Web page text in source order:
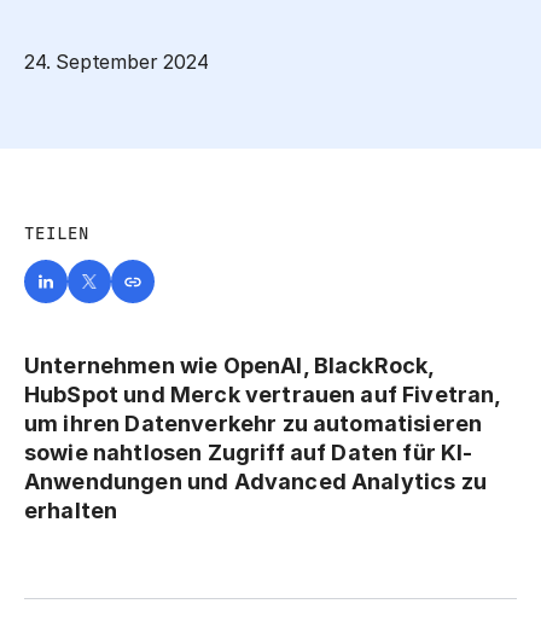
24. September 2024
TEILEN
Unternehmen wie OpenAI, BlackRock,
HubSpot und Merck vertrauen auf Fivetran,
um ihren Datenverkehr zu automatisieren
sowie nahtlosen Zugriff auf Daten für KI-
Anwendungen und Advanced Analytics zu
erhalten